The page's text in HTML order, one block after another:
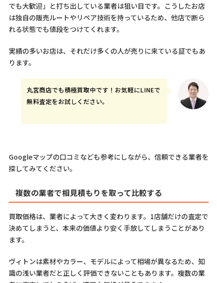
でも大歓迎」と打ち出している業者は狙い目です。こうしたお店
は独自の販売ルートやリペア技術を持っているため、他店で断ら
れる状態でも値段をつけてくれます。
実績の多いお店は、それだけ多くの人が売りに来ている証でもあ
ります。
丸宮商店でも積極買取中です！ お気軽にLINEで
無料査定をお試しください。
Googleマップの口コミなども参考にしながら、信頼できる業者を
探してみてください。
複数の業者で相見積もりを取って比較する
買取価格は、業者によって大きく変わります。1店舗だけの査定で
決めてしまうと、本来の価値より安く手放してしまうことがあり
ます。
ヴィトンは素材やカラー、モデルによって相場が異なるため、知
識の浅い業者だと正しく評価できないこともあります。複数の業